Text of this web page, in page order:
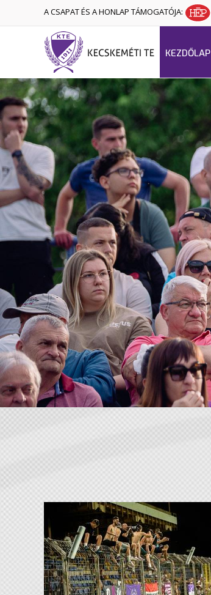
A CSAPAT ÉS A HONLAP TÁMOGATÓJA:
KEZDŐLAP